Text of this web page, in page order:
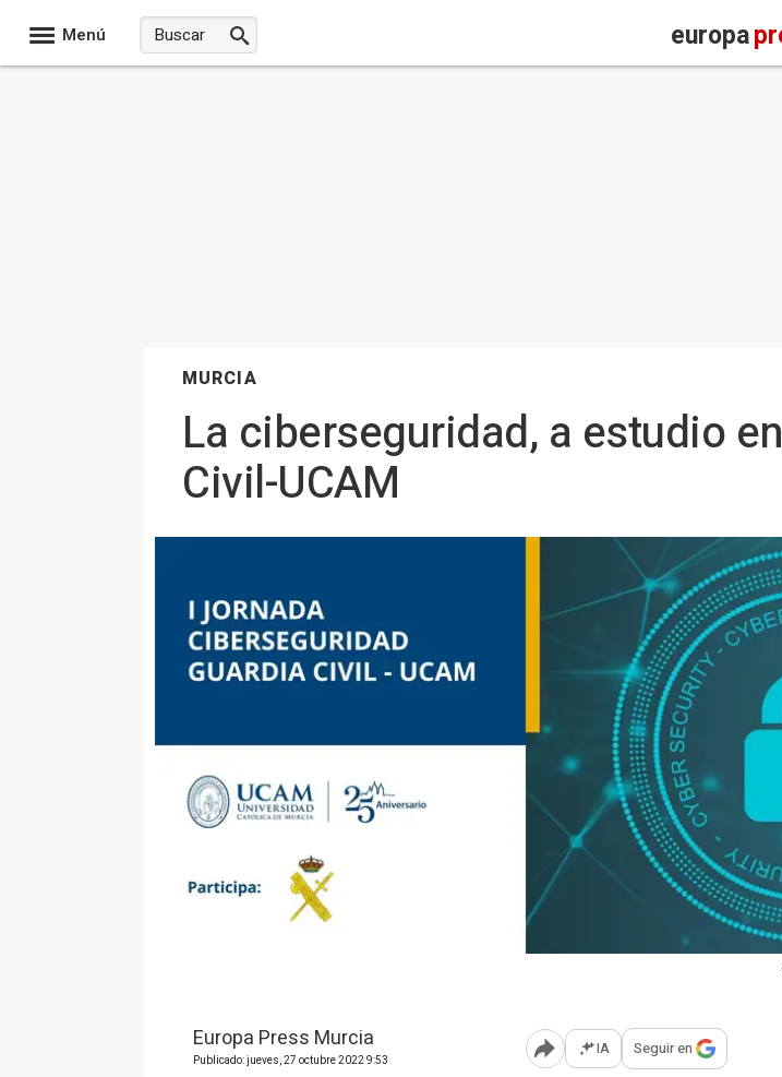
Menú europa
MURCIA
La ciberseguridad, a estudio
Civil-UCAM
Europa Press Murcia
Publicado: jueves, 27 octubre 2022 9:53 Abrir opciones para
IA Seguir en